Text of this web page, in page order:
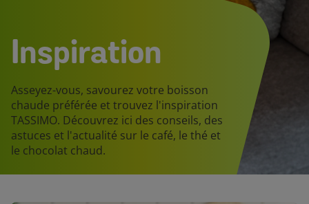
Inspiration
Asseyez-vous, savourez votre boisson
chaude préférée et trouvez l'inspiration
TASSIMO. Découvrez ici des conseils, des
astuces et l'actualité sur le café, le thé et
le chocolat chaud.